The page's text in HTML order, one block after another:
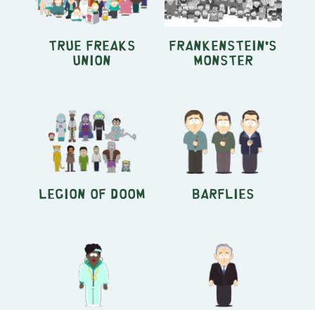
True Freaks
Union
Frankenstein's
Monster
Legion of Doom Barflies